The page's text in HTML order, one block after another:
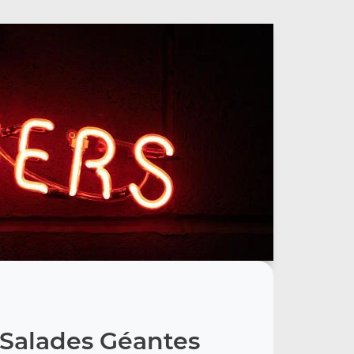
Géantes